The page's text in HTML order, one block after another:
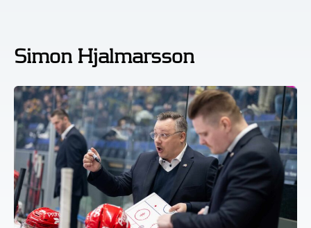
Simon Hjalmarsson